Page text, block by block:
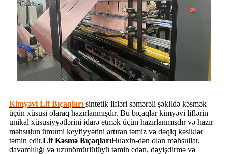
Kimyəvi Lif Bıçaqları sintetik lifləri səmərəli şəkildə kəsmək
üçün xüsusi olaraq hazırlanmışdır. Bu bıçaqlar kimyəvi liflərin
unikal xüsusiyyətlərini idarə etmək üçün hazırlanmışdır və hazır
məhsulun ümumi keyfiyyətini artıran təmiz və dəqiq kəsiklər
təmin edir.Lif Kəsmə BıçaqlarıHuaxin-dən olan məhsullar,
davamlılığı və uzunömürlülüyü təmin edən, dəyişdirmə və